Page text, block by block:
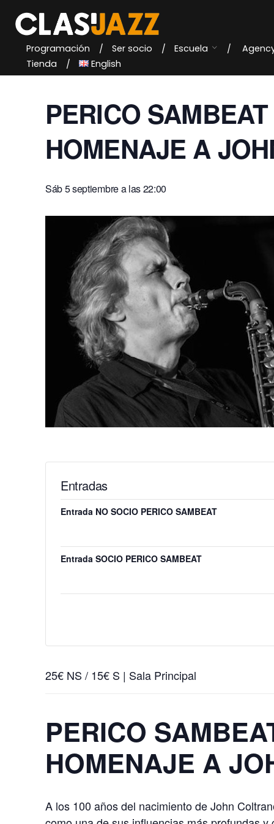
content
Programación Ser socio Escuela
Tienda
English
« Todos los Eventos
PERICO
HOMENAJE A
Sáb 5 septiembre a las 22:00
Entradas
Entrada NO SOCIO PERICO SAMBEAT
Entrada SOCIO PERICO SAMBEAT
25€ NS / 15€ S | Sala Principal
PERICO
HOMENAJE A
A los 100 años del nacimiento de John